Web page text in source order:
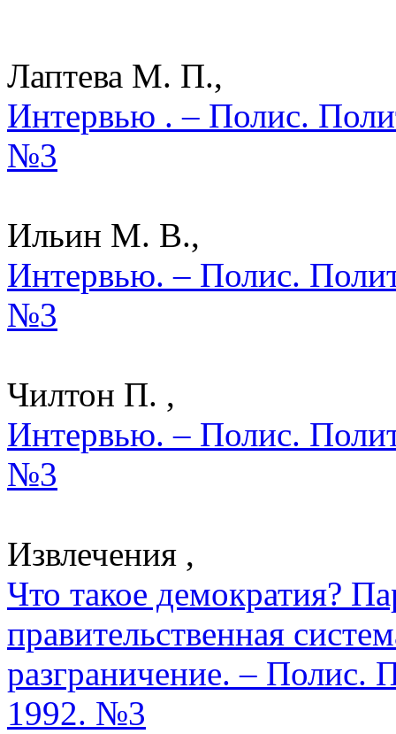
Лаптева М. П.,
Интервью . – Полис.
№3
Ильин М. В.,
Интервью. – Полис.
№3
Чилтон П. ,
Интервью. – Полис.
№3
Извлечения ,
Что такое демократия?
правительственная
разграничение. – Полис.
1992. №3